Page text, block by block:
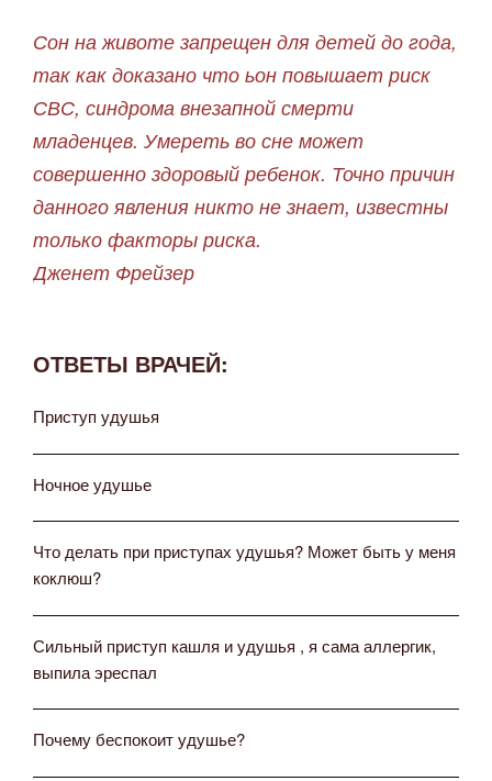
Сон на животе запрещен для детей до года,
так как доказано что ьон повышает риск
СВС, синдрома внезапной смерти
младенцев. Умереть во сне может
совершенно здоровый ребенок. Точно причин
данного явления никто не знает, известны
только факторы риска.
Дженет Фрейзер
ОТВЕТЫ ВРАЧЕЙ:
Приступ удушья
Ночное удушье
Что делать при приступах удушья? Может быть у меня
коклюш?
Сильный приступ кашля и удушья , я сама аллергик,
выпила эреспал
Почему беспокоит удушье?